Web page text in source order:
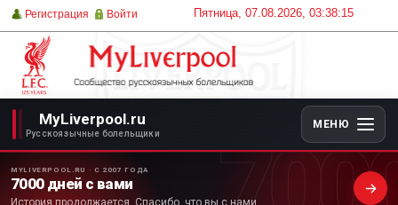
Пятница, 07.08.2026, 03:38:15
Регистрация Войти
MyLiverpool.ru
Русскоязычные болельщики
МЕНЮ
MYLIVERPOOL.RU · С 2007 ГОДА
7000 дней с вами